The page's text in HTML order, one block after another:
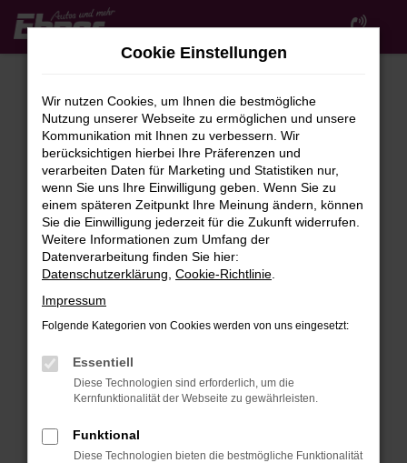
Zum
Hauptinhalt
FEHLER: NETWORK ERROR
Beim Laden ist ein Fehler aufgetreten.
Hier sind ein paar Tipps, die dir helfen können:
Überprüfe deine Firewall und deine
Internetverbindung.
Laden andere Webseiten, zum Beispiel deine
Manche Erweiterungen, wie Werbeblocker,
verhindern. Funktioniert die Seite in einem
anderen Browser oder in einem privaten
Cookie Einstellungen
Wir nutzen Cookies, um Ihnen die bestmögliche
Nutzung unserer Webseite zu ermöglichen und unsere
Kommunikation mit Ihnen zu verbessern. Wir
berücksichtigen hierbei Ihre Präferenzen und
verarbeiten Daten für Marketing und Statistiken nur,
wenn Sie uns Ihre Einwilligung geben. Wenn Sie zu
einem späteren Zeitpunkt Ihre Meinung ändern, können
Sie die Einwilligung jederzeit für die Zukunft widerrufen.
Weitere Informationen zum Umfang der
Datenverarbeitung finden Sie hier:
Datenschutzerklärung Cookie-Richtlinie
Impressum
Folgende Kategorien von Cookies werden von uns eingesetzt:
Essentiell
Diese Technologien sind erforderlich, um die
Kernfunktionalität der Webseite zu gewährleisten.
Funktional
Diese Technologien bieten die bestmögliche Funktionalität